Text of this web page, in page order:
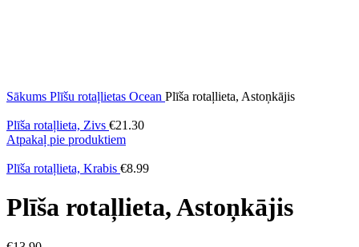
Sākums Plīšu rotaļlietas Ocean Plīša rotaļlieta, Astoņkājis
Plīša rotaļlieta, Zivs €21.30
Atpakaļ pie produktiem
Plīša rotaļlieta, Krabis €8.99
Plīša rotaļlieta, Astoņkājis